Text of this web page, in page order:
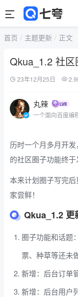
首页 主题更新 正文
Qkua_1.2 社
23年12月25日
丸辣
一个面向百度编
历时一个月多月开
的社区圈子功能终于
本来计划圈子写完
家尝鲜！
Qkua_1.2 更
圈子功能和话题
票、种草等还未
新增：后台订单
新增：后台用户